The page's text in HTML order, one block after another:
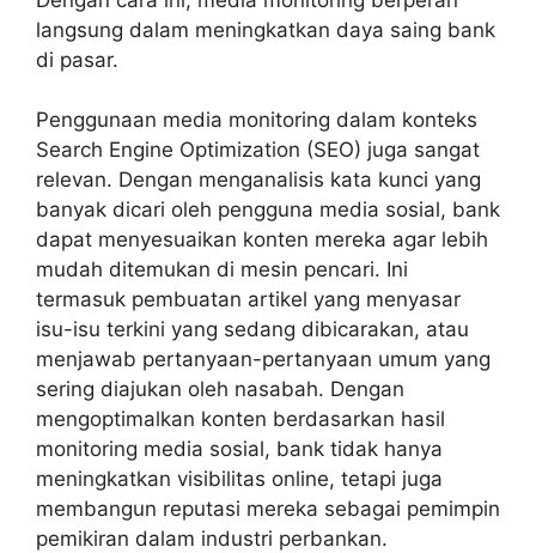
langsung dalam meningkatkan daya saing bank
di pasar.
Penggunaan media monitoring dalam konteks
Search Engine Optimization (SEO) juga sangat
relevan. Dengan menganalisis kata kunci yang
banyak dicari oleh pengguna media sosial, bank
dapat menyesuaikan konten mereka agar lebih
mudah ditemukan di mesin pencari. Ini
termasuk pembuatan artikel yang menyasar
isu-isu terkini yang sedang dibicarakan, atau
menjawab pertanyaan-pertanyaan umum yang
sering diajukan oleh nasabah. Dengan
mengoptimalkan konten berdasarkan hasil
monitoring media sosial, bank tidak hanya
meningkatkan visibilitas online, tetapi juga
membangun reputasi mereka sebagai pemimpin
pemikiran dalam industri perbankan.